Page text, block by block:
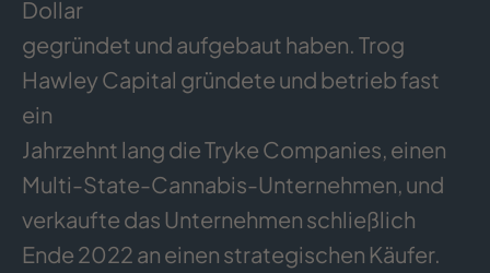
Dollar
gegründet und aufgebaut haben. Trog
Hawley Capital gründete und betrieb fast
ein
Jahrzehnt lang die Tryke Companies, einen
Multi-State-Cannabis-Unternehmen, und
verkaufte das Unternehmen schließlich
Ende 2022 an einen strategischen Käufer.